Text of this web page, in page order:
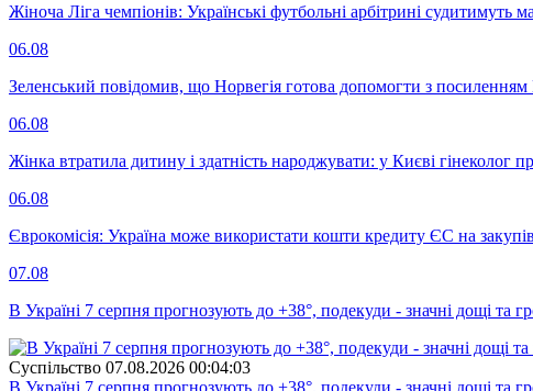
Жіноча Ліга чемпіонів: Українські футбольні арбітрині судитимуть
06.08
Зеленський повідомив, що Норвегія готова допомогти з
06.08
Жінка втратила дитину і здатність народжувати: у Києві гінеколог
06.08
Єврокомісія: Україна може використати кошти кредиту ЄС на
07.08
В Україні 7 серпня прогнозують до +38°, подекуди - значні дощі та
Суспiльство 07.08.2026 00:04:03
В Україні 7 серпня прогнозують до +38°, подекуди - значні дощі та